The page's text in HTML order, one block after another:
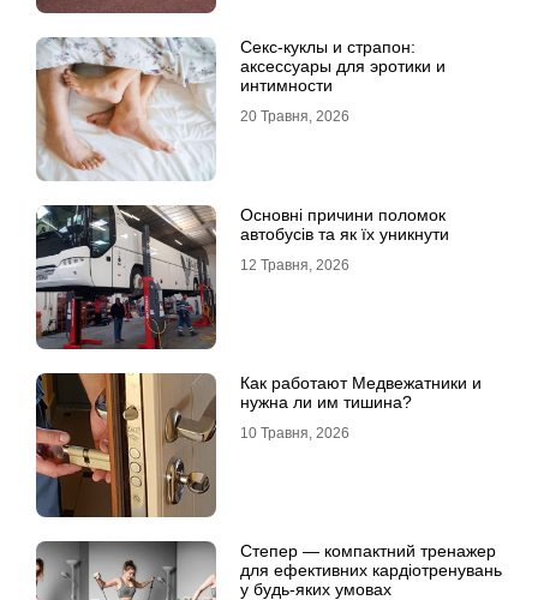
Секс-куклы и страпон:
аксессуары для эротики и
интимности
20 Травня, 2026
Основні причини поломок
автобусів та як їх уникнути
12 Травня, 2026
Как работают Медвежатники и
нужна ли им тишина?
10 Травня, 2026
Степер — компактний тренажер
для ефективних кардіотренувань
у будь-яких умовах